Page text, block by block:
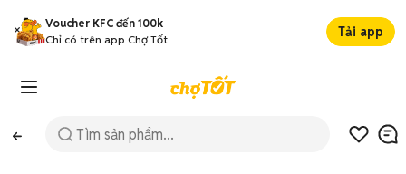
Voucher KFC đến 100k
Chỉ có trên app Chợ Tốt
Tải app